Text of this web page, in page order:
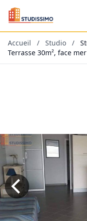
Accueil / Studio /
Terrasse 30m², face mer